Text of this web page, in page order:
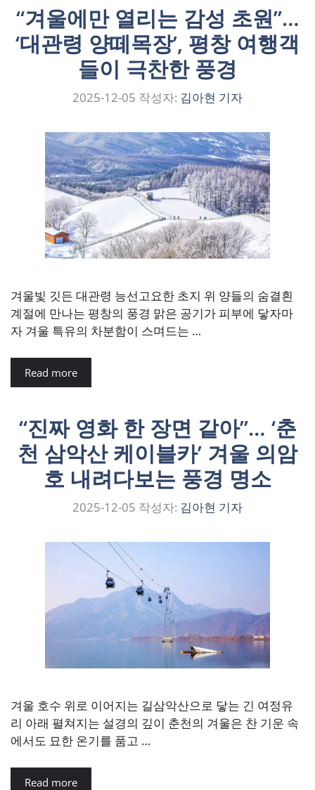
“겨울에만 열리는 감성 초원”…
‘대관령 양떼목장’, 평창 여행객
들이 극찬한 풍경
2025-12-05 작성자: 김아현 기자
겨울빛 깃든 대관령 능선고요한 초지 위 양들의 숨결흰
계절에 만나는 평창의 풍경 맑은 공기가 피부에 닿자마
자 겨울 특유의 차분함이 스며드는 …
Read more
“진짜 영화 한 장면 같아”… ‘춘
천 삼악산 케이블카’ 겨울 의암
호 내려다보는 풍경 명소
2025-12-05 작성자: 김아현 기자
겨울 호수 위로 이어지는 길삼악산으로 닿는 긴 여정유
리 아래 펼쳐지는 설경의 깊이 춘천의 겨울은 찬 기운 속
에서도 묘한 온기를 품고 …
Read more